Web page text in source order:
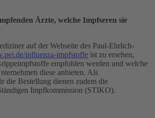
Ärzte, welche Impfseren sie
auf der Webseite des Paul-Ehrlich-
influenza-impfstoffe ist zu ersehen,
empfohlen werden und welche
diese anbieten. Als
die Bestellung dienen zudem die
Impfkommission (STIKO).